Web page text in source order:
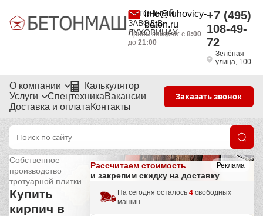
БЕТОННЫЙ
ЗАВОД В
ЛУХОВИЦАХ
info@luhovicy-
beton.ru
Приём заказов: с 8:00
до 21:00
+7 (495)
108-49-
72
Зелёная
улица, 100
О компании
Калькулятор
Услуги
СпецтехникаВакансии
Доставка и оплатаКонтакты
Заказать звонок
Реклама
Собственное
производство
тротуарной плитки
Купить
кирпич в
Рассчитаем стоимость
и закрепим скидку на доставку
На сегодня осталось 4 свободных
машин